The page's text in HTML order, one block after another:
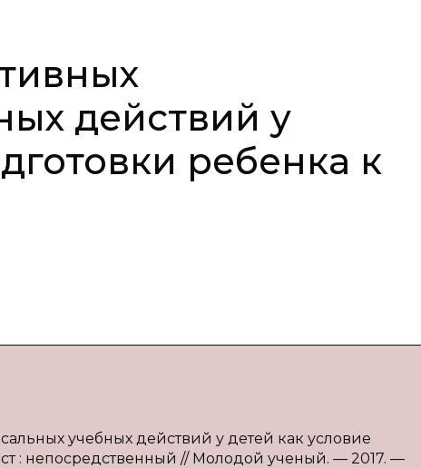
действий у
ребенка к
учебных действий у детей как условие
: непосредственный // Молодой ученый. — 2017. —